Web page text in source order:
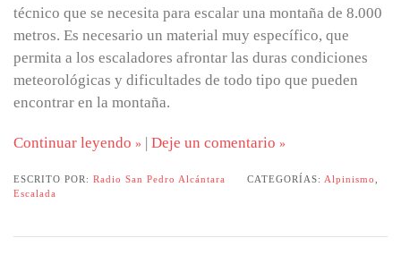
técnico que se necesita para escalar una montaña de 8.000
metros. Es necesario un material muy específico, que
permita a los escaladores afrontar las duras condiciones
meteorológicas y dificultades de todo tipo que pueden
encontrar en la montaña.
Continuar leyendo | Deje un comentario
ESCRITO POR: Radio San Pedro Alcántara CATEGORÍAS: Alpinismo
Escalada